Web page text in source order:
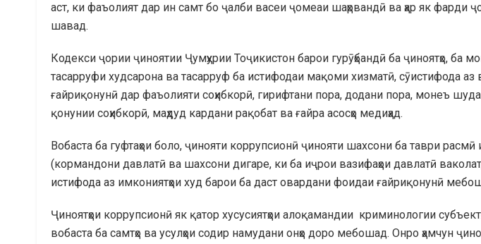
аст, ки фаъолият дар ин самт бо ҷалби васеи ҷомеаи шаҳрвандӣ ва ҳар як фарди
шавад.
Кодекси ҷории ҷиноятии Ҷумҳурии Тоҷикистон барои гурӯҳбандӣ ба ҷиноятҳо, ба
тасарруфи худсарона ва тасарруф ба истифодаи мақоми хизматӣ, сӯистифода аз
ғайриқонунӣ дар фаъолияти соҳибкорӣ, гирифтани пора, додани пора, монеъ
қонунии соҳибкорӣ, маҳдуд кардани рақобат ва ғайра асосҳо медиҳад.
Вобаста ба гуфтаҳои боло, ҷинояти коррупсионӣ ҷинояти шахсони ба таври
(кормандони давлатӣ ва шахсони дигаре, ки ба иҷрои вазифаҳои давлатӣ
истифода аз имкониятҳои худ барои ба даст овардани фоидаи ғайриқонунӣ
Ҷиноятҳои коррупсионӣ як қатор хусусиятҳои алоқамандии криминологии
вобаста ба самтҳо ва усулҳои содир намудани онҳо доро мебошад. Онро ҳамчун